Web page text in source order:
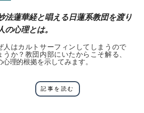
法蓮華経と唱える日蓮系教団を渡り
の心理とは。
人はカルトサーフィンしてしまうので
うか？教団内部にいたからこそ解る、
心理的根拠を示してみます。
記事を読む